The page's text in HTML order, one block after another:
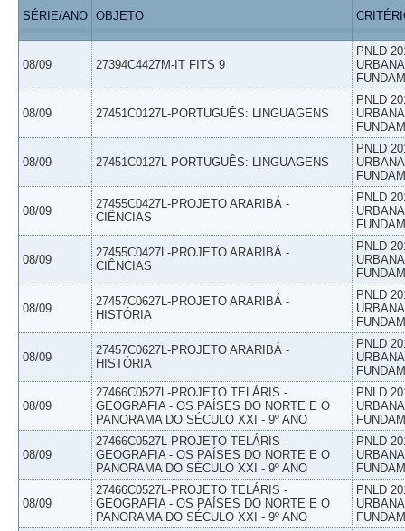
SÉRIE/ANO OBJETO
08/09 27394C4427M-IT FITS 9
PNLD
08/09 27451C0127L-PORTUGUÊS: LINGUAGENS
PNLD
08/09 27451C0127L-PORTUGUÊS: LINGUAGENS
PNLD
08/09
27455C0427L-PROJETO ARARIBÁ -
CIÊNCIAS
PNLD
08/09
27455C0427L-PROJETO ARARIBÁ -
CIÊNCIAS
PNLD
08/09
27457C0627L-PROJETO ARARIBÁ -
HISTÓRIA
PNLD
08/09
27457C0627L-PROJETO ARARIBÁ -
HISTÓRIA
PNLD
08/09
27466C0527L-PROJETO TELÁRIS -
GEOGRAFIA - OS PAÍSES DO NORTE E O
PANORAMA DO SÉCULO XXI - 9º ANO
PNLD
08/09
27466C0527L-PROJETO TELÁRIS -
GEOGRAFIA - OS PAÍSES DO NORTE E O
PANORAMA DO SÉCULO XXI - 9º ANO
PNLD
08/09
27466C0527L-PROJETO TELÁRIS -
GEOGRAFIA - OS PAÍSES DO NORTE E O
PANORAMA DO SÉCULO XXI - 9º ANO
PNLD